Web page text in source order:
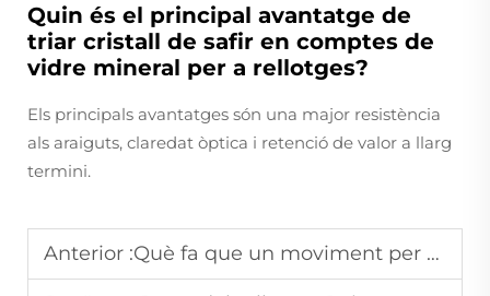
Quin és el principal avantatge de
triar cristall de safir en comptes de
vidre mineral per a rellotges?
Els principals avantatges són una major resistència
als araiguts, claredat òptica i retenció de valor a llarg
termini.
Anterior :Què fa que un moviment per a rellotges sigui d'alta qualitat?